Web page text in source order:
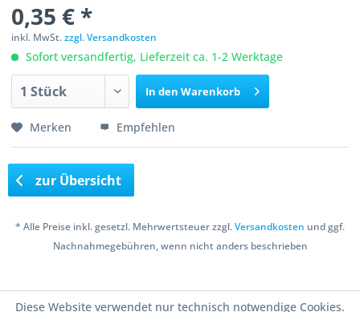
0,35 € *
inkl. MwSt.zzgl. Versandkosten
Sofort versandfertig, Lieferzeit ca. 1-2 Werktage
In den Warenkorb
Merken Empfehlen
zur Übersicht
* Alle Preise inkl. gesetzl. Mehrwertsteuer zzgl.Versandkosten und ggf.
Nachnahmegebühren, wenn nicht anders beschrieben
Diese Website verwendet nur technisch notwendige Cookies.